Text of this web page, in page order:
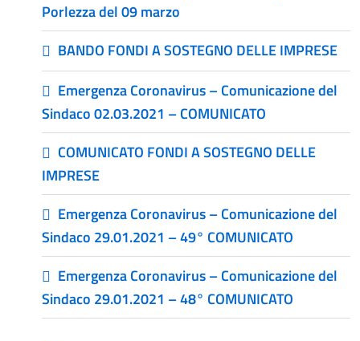
Porlezza del 09 marzo
BANDO FONDI A SOSTEGNO DELLE IMPRESE
Emergenza Coronavirus – Comunicazione del
Sindaco 02.03.2021 – COMUNICATO
COMUNICATO FONDI A SOSTEGNO DELLE
IMPRESE
Emergenza Coronavirus – Comunicazione del
Sindaco 29.01.2021 – 49° COMUNICATO
Emergenza Coronavirus – Comunicazione del
Sindaco 29.01.2021 – 48° COMUNICATO